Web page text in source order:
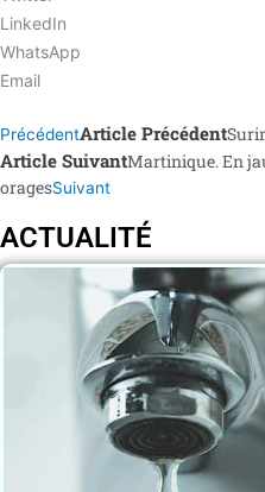
LinkedIn
WhatsApp
Email
PrécédentArticle Précédent
Article SuivantMartinique. En
oragesSuivant
ACTUALITÉ